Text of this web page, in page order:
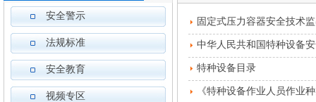
安全警示
法规标准
安全教育
视频专区
固定式压力容器安全技术
中华人民共和国特种设备
特种设备目录
《特种设备作业人员作业